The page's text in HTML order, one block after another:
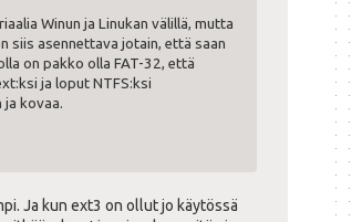
Winun ja Linukan välillä, mutta
siis asennettava jotain, että saan
on pakko olla FAT-32, että
ja loput NTFS:ksi
kovaa.
Ja kun ext3 on ollut jo käytössä